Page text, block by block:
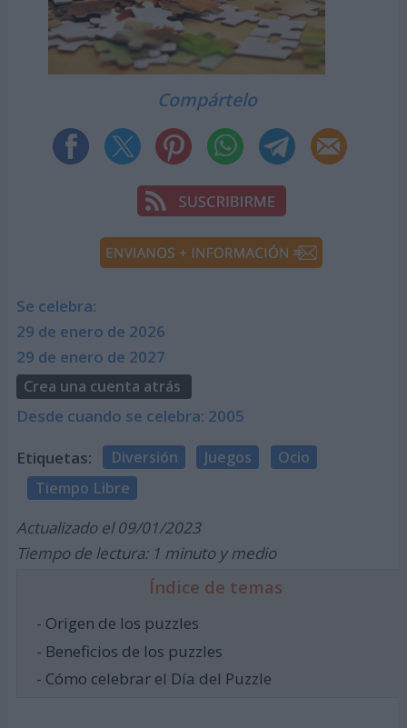
Compártelo
Se celebra:
29 de enero de 2026
29 de enero de 2027
Crea una cuenta atrás
Desde cuando se celebra: 2005
Etiquetas: Diversión Juegos
Ocio
Tiempo Libre
Actualizado el 09/01/2023
Tiempo de lectura: 1 minuto y medio
Índice de temas
- Origen de los puzzles
- Beneficios de los puzzles
- Cómo celebrar el Día del Puzzle